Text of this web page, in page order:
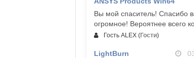
Вы мой спаситель! Спасибо
огромное! Вероятнее всего
Гость ALEX (Гости)
LightBurn